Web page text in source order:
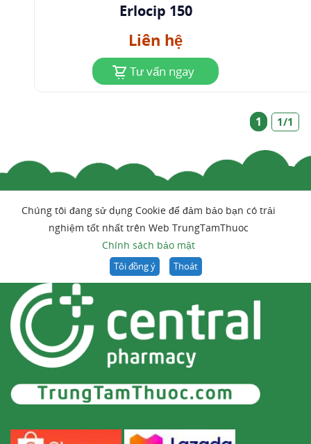
Erlocip 150
Liên hệ
Tư vấn ngay
1 1/1
Chúng tôi đang sử dụng Cookie để đảm bảo bạn có trải
nghiệm tốt nhất trên Web TrungTamThuoc
Chính sách bảo mật
Tôi đồng ý Thoát